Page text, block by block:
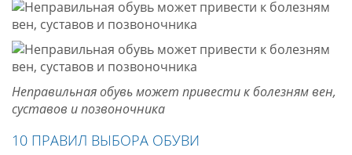
Неправильная обувь может привести к болезням вен,
суставов и позвоночника
10 ПРАВИЛ ВЫБОРА ОБУВИ